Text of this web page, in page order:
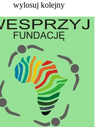
wylosuj kolejny